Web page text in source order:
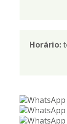
Horário: